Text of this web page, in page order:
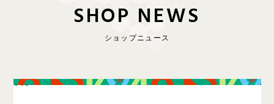
SHOP NEWS
ショップニュース
016